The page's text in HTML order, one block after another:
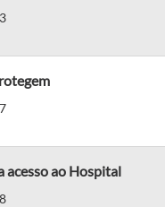
ao Hospital